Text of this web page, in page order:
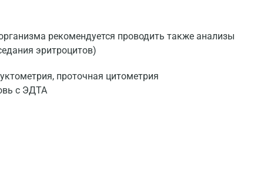
рекомендуется проводить также анализы
эритроцитов)
проточная цитометрия
с ЭДТА